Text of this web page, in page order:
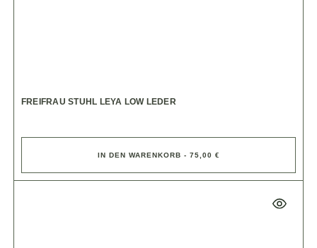
FREIFRAU STUHL LEYA LOW LEDER
IN DEN WARENKORB - 75,00 €